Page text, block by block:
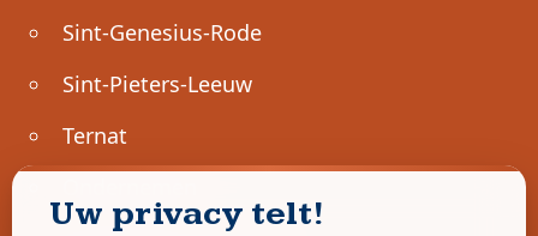
Sint-Genesius-Rode
Sint-Pieters-Leeuw
Ternat
Uw privacy telt!